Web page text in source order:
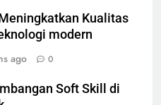
Kualitas
modern
ago 0
Soft Skill di